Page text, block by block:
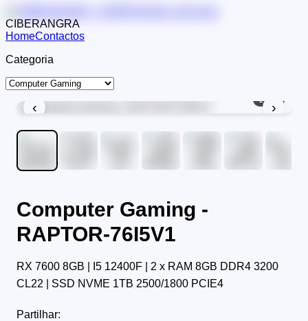
CIBERANGRA
HomeContactos
Categoria
‹ ›
1/
Computer Gaming -
RAPTOR-76I5V1
RX 7600 8GB | I5 12400F | 2 x RAM 8GB DDR4 3200
CL22 | SSD NVME 1TB 2500/1800 PCIE4
Partilhar: